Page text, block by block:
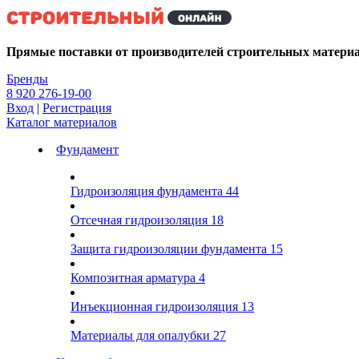
Kg
Прямые поставки от производителей строительных
Бренды
8 920 276-19-00
Вход | Регистрация
Каталог материалов
Фундамент
Гидроизоляция фундамента 44
Отсечная гидроизоляция 18
Защита гидроизоляции фундамента 15
Композитная арматура 4
Инъекционная гидроизоляция 13
Материалы для опалубки 27